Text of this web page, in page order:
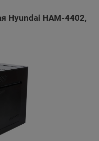
Hyundai HAM-4402,